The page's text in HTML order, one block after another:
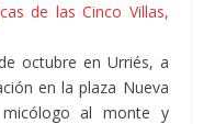
de las Cinco Villas,
octubre en Urriés, a
en la plaza Nueva
al monte y